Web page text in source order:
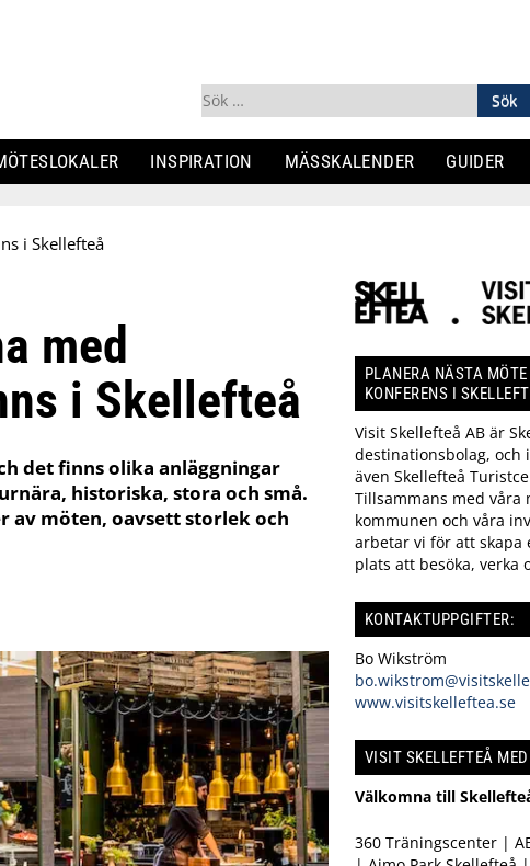
Sök
efter:
INSPIRATION MÄSSKALENDER GUIDER
i Skellefteå
med
i Skellefteå
det finns olika anläggningar
historiska, stora och små.
av möten, oavsett storlek och
PLANERA NÄSTA MÖTE
KONFERENS I
Visit Skellefteå AB är
destinationsbolag, och
även Skellefteå
Tillsammans med våra
kommunen och våra
arbetar vi för att skapa
plats att besöka, verka
KONTAKTUPPGIFTER:
Bo Wikström
www.visitskelleftea.se
VISIT SKELLEFTEÅ
Välkomna till
360 Träningscenter |